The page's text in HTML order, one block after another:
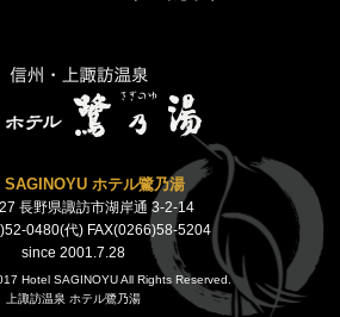
ホテル鷺乃湯
長野県諏訪市湖岸通 3-2-14
0480(代) FAX(0266)58-5204
since 2001.7.28
Hotel SAGINOYU All Rights Reserved.
上諏訪温泉 ホテル鷺乃湯